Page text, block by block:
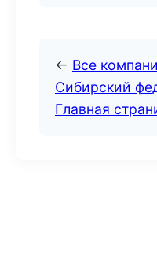
← Все
Сибирский
Главная